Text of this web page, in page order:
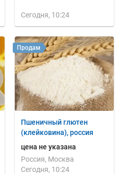
Сегодня, 10:24
Пшеничный глютен
(клейковина), россия
цена не указана
Россия, Москва
Сегодня, 10:24
Продам